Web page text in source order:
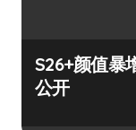
S26+颜值暴
公开